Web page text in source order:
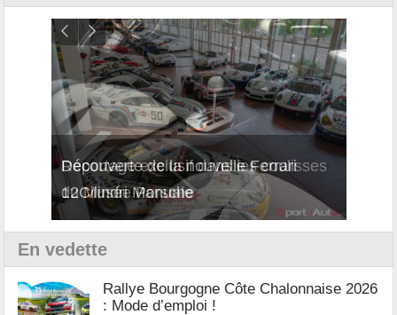
Reportage exclusif dans les coulisses
du Musée Porsche
Découverte de la nouvelle Ferrari
12Cilindri Manuale
En vedette
Rallye Bourgogne Côte Chalonnaise 2026
: Mode d’emploi !